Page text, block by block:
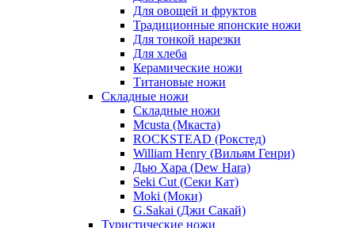
Для овощей и фруктов
Традиционные японские ножи
Для тонкой нарезки
Для хлеба
Керамические ножи
Титановые ножи
Складные ножи
Складные ножи
Mcusta (Мкаста)
ROCKSTEAD (Рокстед)
William Henry (Вильям Генри)
Дью Хара (Dew Hara)
Seki Cut (Секи Кат)
Moki (Моки)
G.Sakai (Джи Сакай)
Туристические ножи